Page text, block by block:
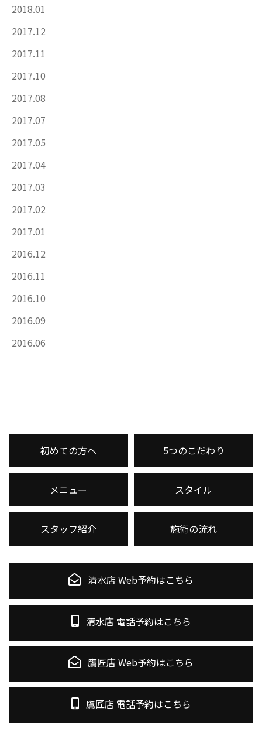
2018.01
2017.12
2017.11
2017.10
2017.08
2017.07
2017.05
2017.04
2017.03
2017.02
2017.01
2016.12
2016.11
2016.10
2016.09
2016.06
初めての方へ 5つのこだわり
メニュー スタイル
スタッフ紹介 施術の流れ
清水店 Web予約はこちら
清水店 電話予約はこちら
鷹匠店 Web予約はこちら
鷹匠店 電話予約はこちら